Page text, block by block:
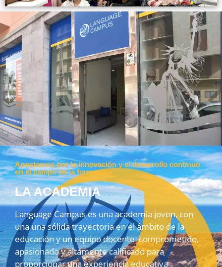
Apostamos por la innovación y el desarrollo continuo
en el campo de la formación
LA ACADEMIA
Language Campus es una academia joven, con
una una sólida trayectoria en el ámbito de la
educación y un equipo docente comprometido,
apasionado y altamente calificado para
proporcionar una experiencia educativa